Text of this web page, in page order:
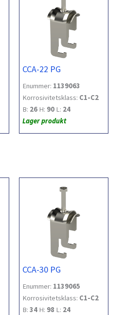
CCA-22 PG
Enummer: 1139063
Korrosivitetsklass: C1-C2
B: 26 H: 90 L: 24
Lager produkt
CCA-30 PG
Enummer: 1139065
Korrosivitetsklass: C1-C2
B: 34 H: 98 L: 24